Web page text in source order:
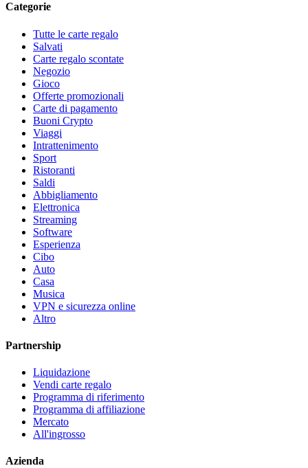
Categorie
Tutte le carte regalo
Salvati
Carte regalo scontate
Negozio
Gioco
Offerte promozionali
Carte di pagamento
Buoni Crypto
Viaggi
Intrattenimento
Sport
Ristoranti
Saldi
Abbigliamento
Elettronica
Streaming
Software
Esperienza
Cibo
Auto
Casa
Musica
VPN e sicurezza online
Altro
Partnership
Liquidazione
Vendi carte regalo
Programma di riferimento
Programma di affiliazione
Mercato
All'ingrosso
Azienda